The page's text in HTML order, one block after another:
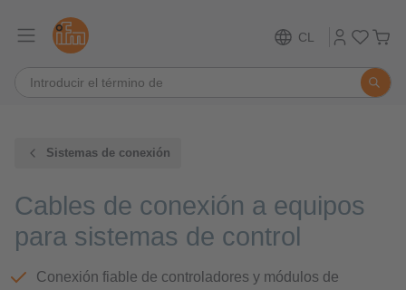
CL
Sistemas de conexión
Cables de conexión a equipos
para sistemas de control
Conexión fiable de controladores y módulos de